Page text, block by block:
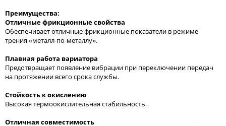
Преимущества:
Отличные фрикционные свойства
Обеспечивает отличные фрикционные показатели в режиме
трения «металл-по-металлу».
Плавная работа вариатора
Предотвращает появление вибрации при переключении передач
на протяжении всего срока службы.
Стойкость к окислению
Высокая термоокислительная стабильность.
Отличная совместимость